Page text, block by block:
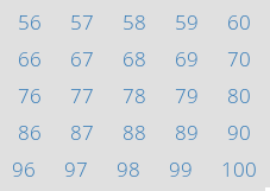
56 57 58 59
60
66 67 68 69
70
76 77 78 79
80
86 87 88 89
90
96 97 98 99
100